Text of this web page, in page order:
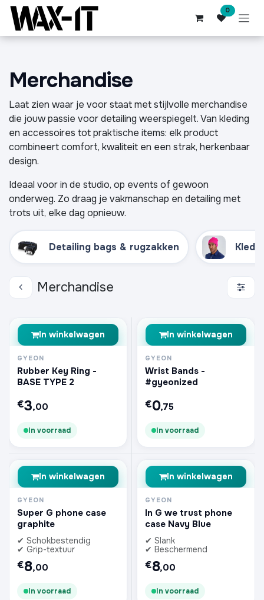
Overslaan naar inhoud 0
Merchandise
Laat zien waar je voor staat met stijlvolle merchandise
die jouw passie voor detailing weerspiegelt. Van kleding
en accessoires tot praktische items: elk product
combineert comfort, kwaliteit en een strak, herkenbaar
design.
Ideaal voor in de studio, op events of gewoon
onderweg. Zo draag je vakmanschap en detailing met
trots uit, elke dag opnieuw.
Detailing bags & rugzakken
Merchandise
In winkelwagen
GYEON
Rubber Key Ring -
BASE TYPE 2
€3,00
In voorraad
In winkelwagen
GYEON
Wrist Bands -
#gyeonized
€0,75
In voorraad
In winkelwagen
GYEON
Super G phone case
graphite
✔ Schokbestendig
✔ Grip-textuur
€8,00
In voorraad
In winkelwagen
GYEON
In G we trust phone
case Navy Blue
✔ Slank
✔ Beschermend
€8,00
In voorraad